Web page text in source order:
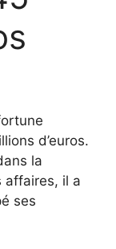
d’euros.
la
affaires, il a
ses